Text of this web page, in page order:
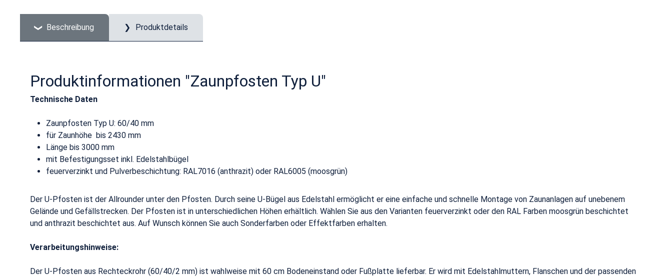
Beschreibung Produktdetails
Produktinformationen "Zaunpfosten Typ U"
Technische Daten
Zaunpfosten Typ U: 60/40 mm
für Zaunhöhe bis 2430 mm
Länge bis 3000 mm
mit Befestigungsset inkl. Edelstahlbügel
feuerverzinkt und Pulverbeschichtung: RAL7016 (anthrazit) oder RAL6005 (moosgrün)
Der U-Pfosten ist der Allrounder unter den Pfosten. Durch seine U-Bügel aus Edelstahl ermöglicht er eine einfache und schnelle Montage von Zaunanlagen auf unebenem
Gelände und Gefällstrecken. Der Pfosten ist in unterschiedlichen Höhen erhältlich. Wählen Sie aus den Varianten feuerverzinkt oder den RAL Farben moosgrün beschichtet
und anthrazit beschichtet aus. Auf Wunsch können Sie auch Sonderfarben oder Effektfarben erhalten.
Verarbeitungshinweise:
Der U-Pfosten aus Rechteckrohr (60/40/2 mm) ist wahlweise mit 60 cm Bodeneinstand oder Fußplatte lieferbar. Er wird mit Edelstahlmuttern, Flanschen und der passenden